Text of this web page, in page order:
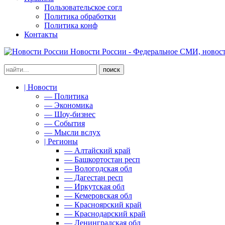
Пользовательское согл
Политика обработки
Политика конф
Контакты
Новости России - Федеральное СМИ,
| Новости
— Политика
— Экономика
— Шоу-бизнес
— События
— Мысли вслух
| Регионы
— Алтайский край
— Башкортостан респ
— Вологодская обл
— Дагестан респ
— Иркутская обл
— Кемеровская обл
— Красноярский край
— Краснодарский край
— Ленинградская обл